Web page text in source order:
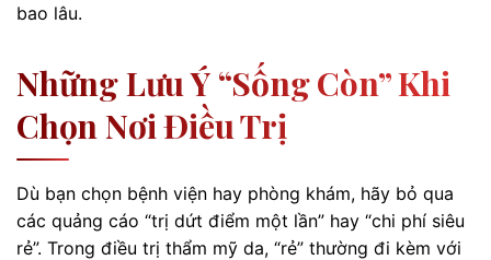
bao lâu.
Những Lưu Ý “sống Còn” Khi
Chọn Nơi Điều Trị
Dù bạn chọn bệnh viện hay phòng khám, hãy bỏ qua
các quảng cáo “trị dứt điểm một lần” hay “chi phí siêu
rẻ”. Trong điều trị thẩm mỹ da, “rẻ” thường đi kèm với